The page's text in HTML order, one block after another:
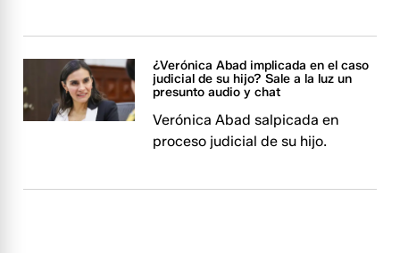
¿Verónica Abad implicada en el caso
judicial de su hijo? Sale a la luz un
presunto audio y chat
Verónica Abad salpicada en
proceso judicial de su hijo.